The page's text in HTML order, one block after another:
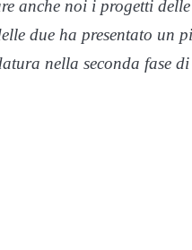
anche noi i progetti
due ha presentato
nella seconda fase